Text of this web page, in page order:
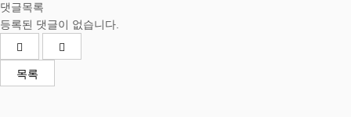
댓글목록
등록된 댓글이 없습니다.
목록